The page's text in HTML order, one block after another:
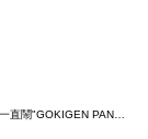
一直鬧"GOKIGEN PANDA" 台灣版